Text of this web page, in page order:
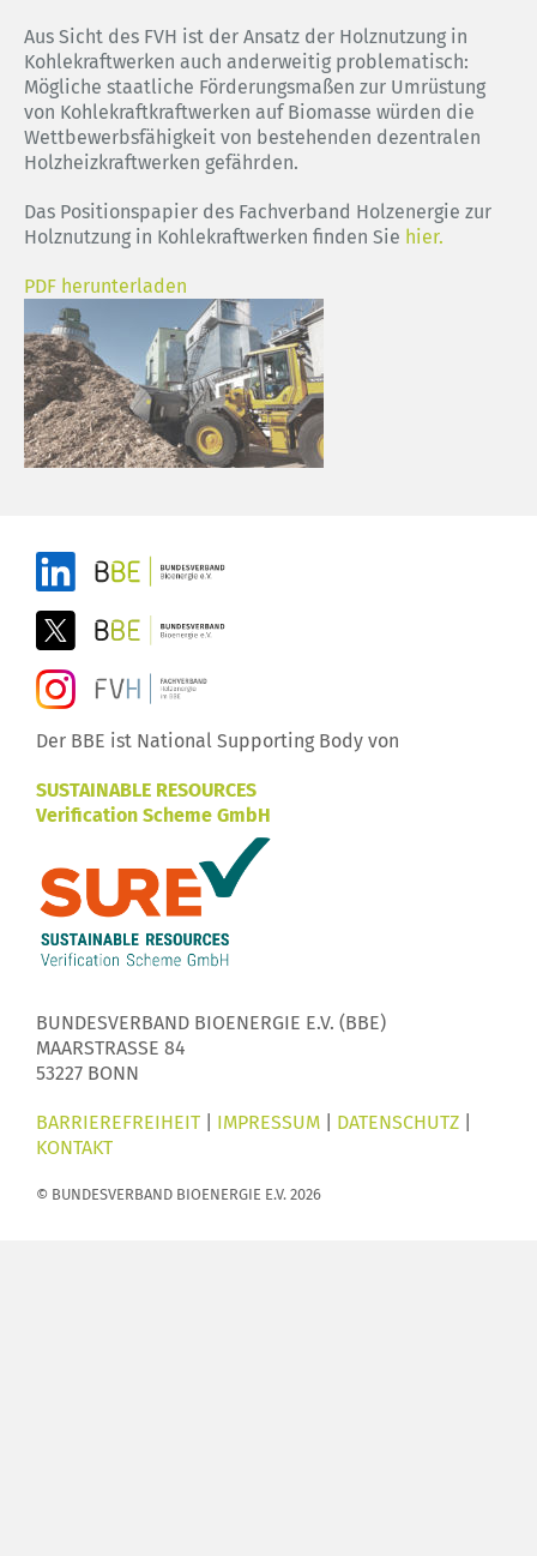
Aus Sicht des FVH ist der Ansatz der Holznutzung in
Kohlekraftwerken auch anderweitig problematisch:
Mögliche staatliche Förderungsmaßen zur Umrüstung
von Kohlekraftkraftwerken auf Biomasse würden die
Wettbewerbsfähigkeit von bestehenden dezentralen
Holzheizkraftwerken gefährden.
Das Positionspapier des Fachverband Holzenergie zur
Holznutzung in Kohlekraftwerken finden Sie hier.
PDF herunterladen
Der BBE ist National Supporting Body von
SUSTAINABLE RESOURCES
Verification Scheme GmbH
BUNDESVERBAND BIOENERGIE E.V. (BBE)
MAARSTRASSE 84
53227 BONN
BARRIEREFREIHEIT IMPRESSUM DATENSCHUTZ
KONTAKT
© BUNDESVERBAND BIOENERGIE E.V. 2026